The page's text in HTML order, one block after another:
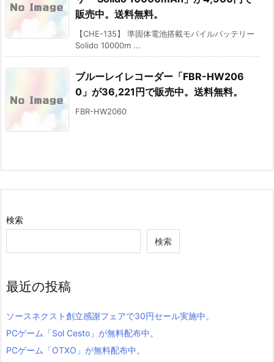
販売中。送料無料。
【CHE-135】 準固体電池搭載モバイルバッテリー
Solido 10000m ...
ブルーレイレコーダー「FBR-HW206
0」が36,221円で販売中。送料無料。
FBR-HW2060
検索
検索
最近の投稿
ソースネクスト創立感謝フェアで30円セール実施中。
PCゲーム「Sol Cesto」が無料配布中。
PCゲーム「OTXO」が無料配布中。